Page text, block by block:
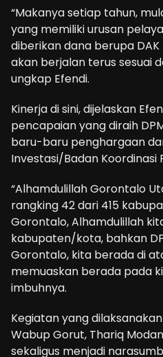
“Makanya setiap tahun,
yang memiliki urusan
diberikan dana berupa DAK
akan berjalan terus sesuai
ungkap Efendi.
Kinerja di sini, dijelaskan
pencapaian yang diraih
baru-baru penghargaan
Investasi/Badan Koordinasi
“Alhamdulillah Gorontalo
rangking 42 dari 415
Gorontalo, Alhamdulillah
kabupaten/kota, bahkan
Gorontalo, kita berada di
memuaskan berada pada
imbuhnya.
Kegiatan yang
Wabup Gorut, Thariq
sekaligus menjadi